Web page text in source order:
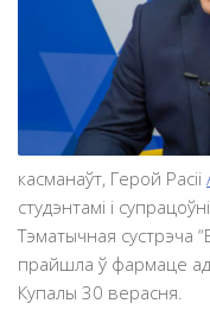
касманаўт, Герой Расіі
студэнтамі і
Тэматычная сустрэча
прайшла ў фармаце
Купалы 30 верасня.